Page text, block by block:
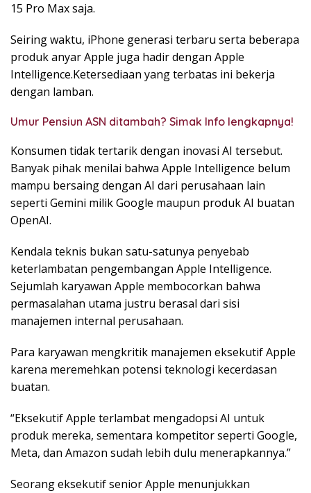
s
i
r
a
i
15 Pro Max saja.
Seiring waktu, iPhone generasi terbaru serta beberapa
produk anyar Apple juga hadir dengan Apple
Intelligence.Ketersediaan yang terbatas ini bekerja
dengan lamban.
Umur Pensiun ASN ditambah? Simak Info lengkapnya!
Konsumen tidak tertarik dengan inovasi AI tersebut.
Banyak pihak menilai bahwa Apple Intelligence belum
mampu bersaing dengan AI dari perusahaan lain
seperti Gemini milik Google maupun produk AI buatan
OpenAI.
Kendala teknis bukan satu-satunya penyebab
keterlambatan pengembangan Apple Intelligence.
Sejumlah karyawan Apple membocorkan bahwa
permasalahan utama justru berasal dari sisi
manajemen internal perusahaan.
Para karyawan mengkritik manajemen eksekutif Apple
karena meremehkan potensi teknologi kecerdasan
buatan.
“Eksekutif Apple terlambat mengadopsi AI untuk
produk mereka, sementara kompetitor seperti Google,
Meta, dan Amazon sudah lebih dulu menerapkannya.”
Seorang eksekutif senior Apple menunjukkan